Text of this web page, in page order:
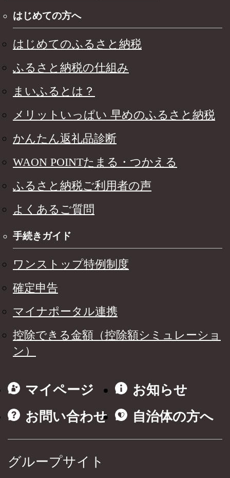
はじめての方へ
はじめてのふるさと納税
ふるさと納税の仕組み
まいふるとは？
メリットいっぱい 早めのふるさと納税
かんたん返礼品診断
WAON POINTたまる・つかえる
ふるさと納税ご利用者の声
よくあるご質問
手続きガイド
ワンストップ特例制度
確定申告
マイナポータル連携
控除できる金額（控除額シミュレーショ
ン）
マイページ
お知らせ
お問い合わせ
自治体の方へ
グループサイト